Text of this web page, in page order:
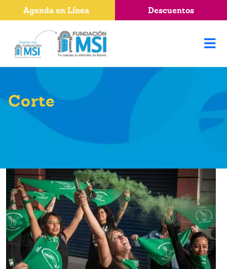
Corte
Agenda en Línea Descuentos